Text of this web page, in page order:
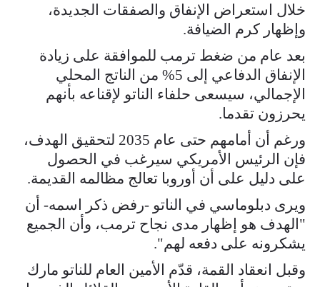
خلال استعراض الإنفاق والصفقات الجديدة،
وإظهار كرم الضيافة.
بعد عام من ضغط ترمب للموافقة على زيادة
الإنفاق الدفاعي إلى 5% من الناتج المحلي
الإجمالي، سيسعى حلفاء الناتو لإقناعه بأنهم
يحرزون تقدما.
ورغم أن أمامهم حتى عام 2035 لتحقيق الهدف،
فإن الرئيس الأمريكي سيرغب في الحصول
على دليل على أن أوروبا تعالج مظالمه القديمة.
ويرى دبلوماسي في الناتو -رفض ذكر اسمه- أن
"الهدف هو إظهار مدى نجاح ترمب، وأن الجميع
يشكرونه على دفعه لهم".
وقبل انعقاد القمة، قدّم الأمين العام للناتو مارك